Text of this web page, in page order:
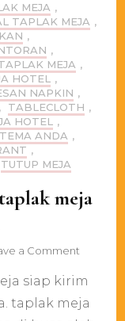
MEJA ,
TAPLAK MEJA ,
,
,
MEJA ,
HOTEL
,
NAPKIN ,
, TABLECLOTH ,
HOTEL
,
ANDA ,
,
TUTUP MEJA
meja
a Commenton
taplak
meja
siap kirim
taplak meja